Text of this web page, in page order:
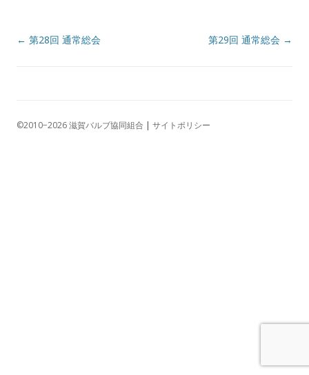
Post
← 第28回 通常総会 第29回 通常総会 →
©2010−2026 滋賀バルブ協同組合 | サイトポリシー